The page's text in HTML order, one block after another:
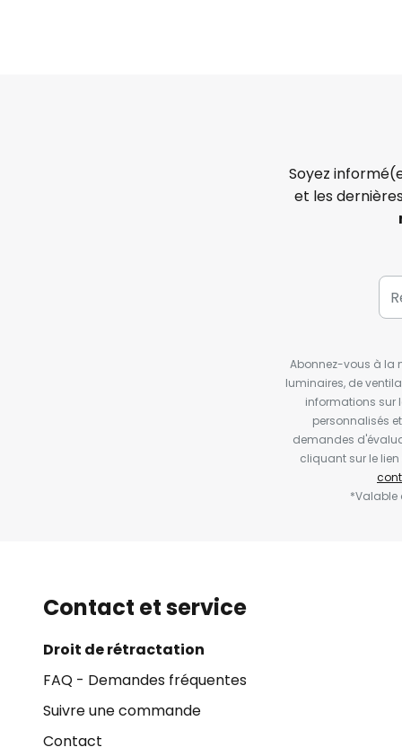
Soyez
et les
Abonnez-vous à la
luminaires, de
informations sur
personnalisés
demandes
cliquant sur le
*Valable
Contact et service
Droit de rétractation
FAQ - Demandes fréquentes
Suivre une commande
Contact